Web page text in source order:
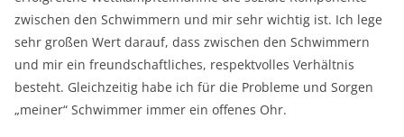
zwischen den Schwimmern und mir sehr wichtig ist. Ich lege
sehr großen Wert darauf, dass zwischen den Schwimmern
und mir ein freundschaftliches, respektvolles Verhältnis
besteht. Gleichzeitig habe ich für die Probleme und Sorgen
„meiner“ Schwimmer immer ein offenes Ohr.